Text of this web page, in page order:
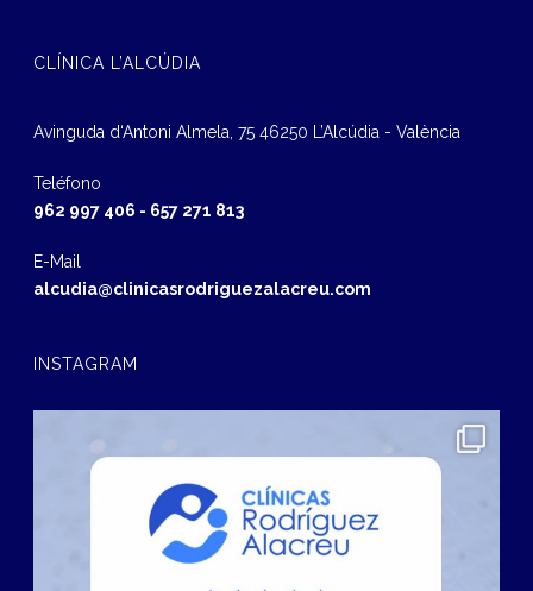
CLÍNICA L’ALCÚDIA
Avinguda d‘Antoni Almela, 75 46250 L’Alcúdia - València
Teléfono
962 997 406 - 657 271 813
E-Mail
alcudia@clinicasrodriguezalacreu.com
INSTAGRAM